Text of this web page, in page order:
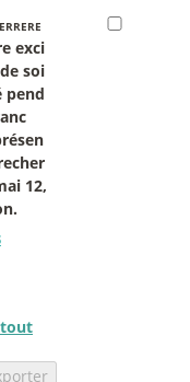
exci
soi
pend
12,
tout